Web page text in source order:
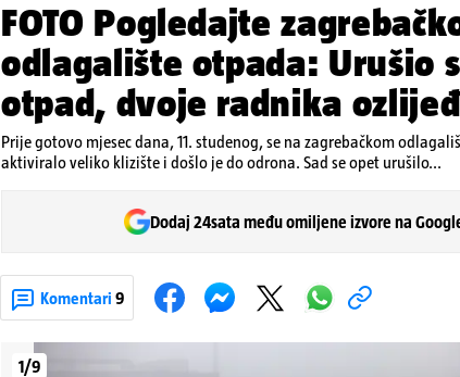
FOTO Pogledajte
odlagalište otpada: Urušio
otpad, dvoje radnika
Prije gotovo mjesec dana, 11. studenog, se na zagrebačkom
aktiviralo veliko klizište i došlo je do odrona. Sad se opet urušilo...
Dodaj 24sata među omiljene izvore na
Komentari 9
1/9